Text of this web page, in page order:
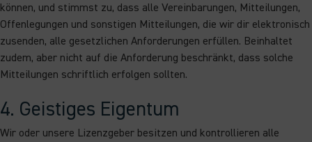
können, und stimmst zu, dass alle Vereinbarungen, Mitteilungen,
Offenlegungen und sonstigen Mitteilungen, die wir dir elektronisch
zusenden, alle gesetzlichen Anforderungen erfüllen. Beinhaltet
zudem, aber nicht auf die Anforderung beschränkt, dass solche
Mitteilungen schriftlich erfolgen sollten.
4. Geistiges Eigentum
Wir oder unsere Lizenzgeber besitzen und kontrollieren alle